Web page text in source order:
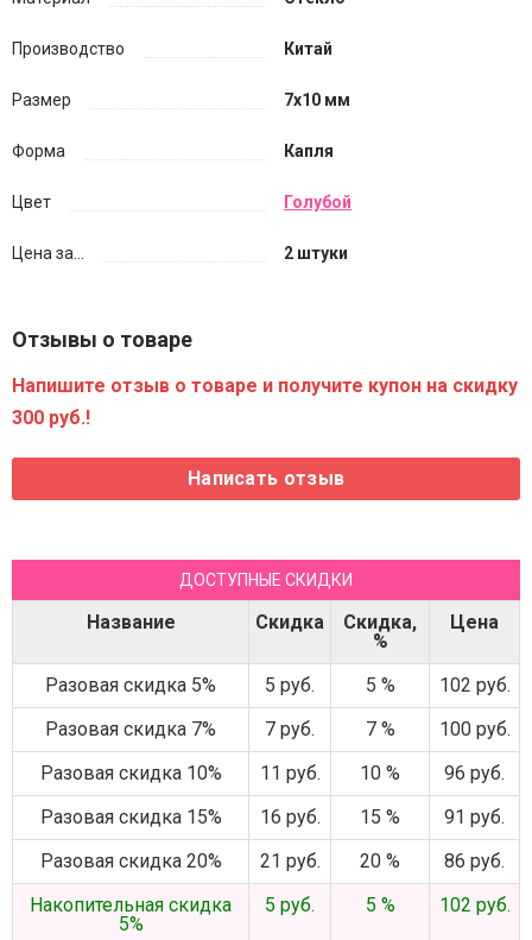
Производство Китай
Размер 7х10 мм
Форма Капля
Цвет Голубой
Цена за... 2 штуки
Отзывы о товаре
Напишите отзыв о товаре и получите купон на скидку
300 руб.!
ДОСТУПНЫЕ СКИДКИ
Название Скидка
Скидка,
%
Цена
Разовая скидка 5% 5 руб. 5 %
102 руб.
Разовая скидка 7%
7 руб. 7 %
100 руб.
Разовая скидка 10%
11 руб. 10 %
96 руб.
Разовая скидка 15%
16 руб. 15 %
91 руб.
Разовая скидка 20%
21 руб. 20 %
86 руб.
Накопительная скидка
5%
5 руб. 5 % 102 руб.